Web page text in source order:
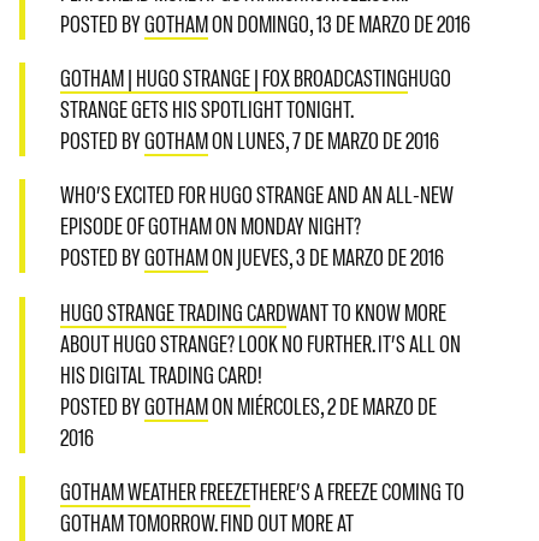
POSTED BYGOTHAMON DOMINGO, 13 DE MARZO DE 2016
GOTHAM | HUGO STRANGE | FOX BROADCASTINGHUGO
STRANGE GETS HIS SPOTLIGHT TONIGHT.
POSTED BYGOTHAMON LUNES, 7 DE MARZO DE 2016
WHO’S EXCITED FOR HUGO STRANGE AND AN ALL-NEW
EPISODE OF GOTHAM ON MONDAY NIGHT?
POSTED BYGOTHAMON JUEVES, 3 DE MARZO DE 2016
HUGO STRANGE TRADING CARDWANT TO KNOW MORE
ABOUT HUGO STRANGE? LOOK NO FURTHER. IT’S ALL ON
HIS DIGITAL TRADING CARD!
POSTED BYGOTHAMON MIÉRCOLES, 2 DE MARZO DE
2016
GOTHAM WEATHER FREEZETHERE’S A FREEZE COMING TO
GOTHAM TOMORROW. FIND OUT MORE AT